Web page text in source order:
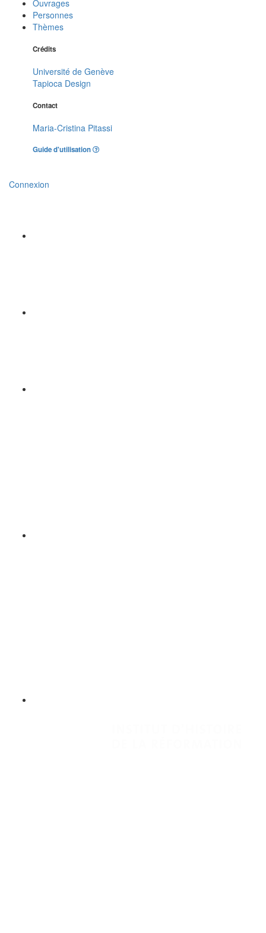
Ouvrages
Personnes
Thèmes
Crédits
Université de Genève
Tapioca Design
Contact
Maria-Cristina Pitassi
Guide d'utilisation
Connexion